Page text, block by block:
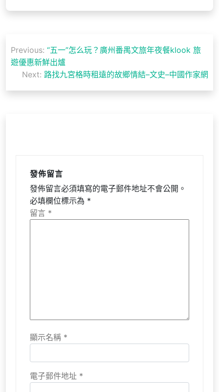
章
覽
Previous: “五一”怎么玩？廣州番禺文旅年夜餐klook 旅
遊優惠新鮮出爐
Next: 路找九宮格時租遠的故鄉情結–文史–中國作家網
發佈留言
發佈留言必須填寫的電子郵件地址不會公開。
必填欄位標示為 *
留言 *
顯示名稱 *
電子郵件地址 *